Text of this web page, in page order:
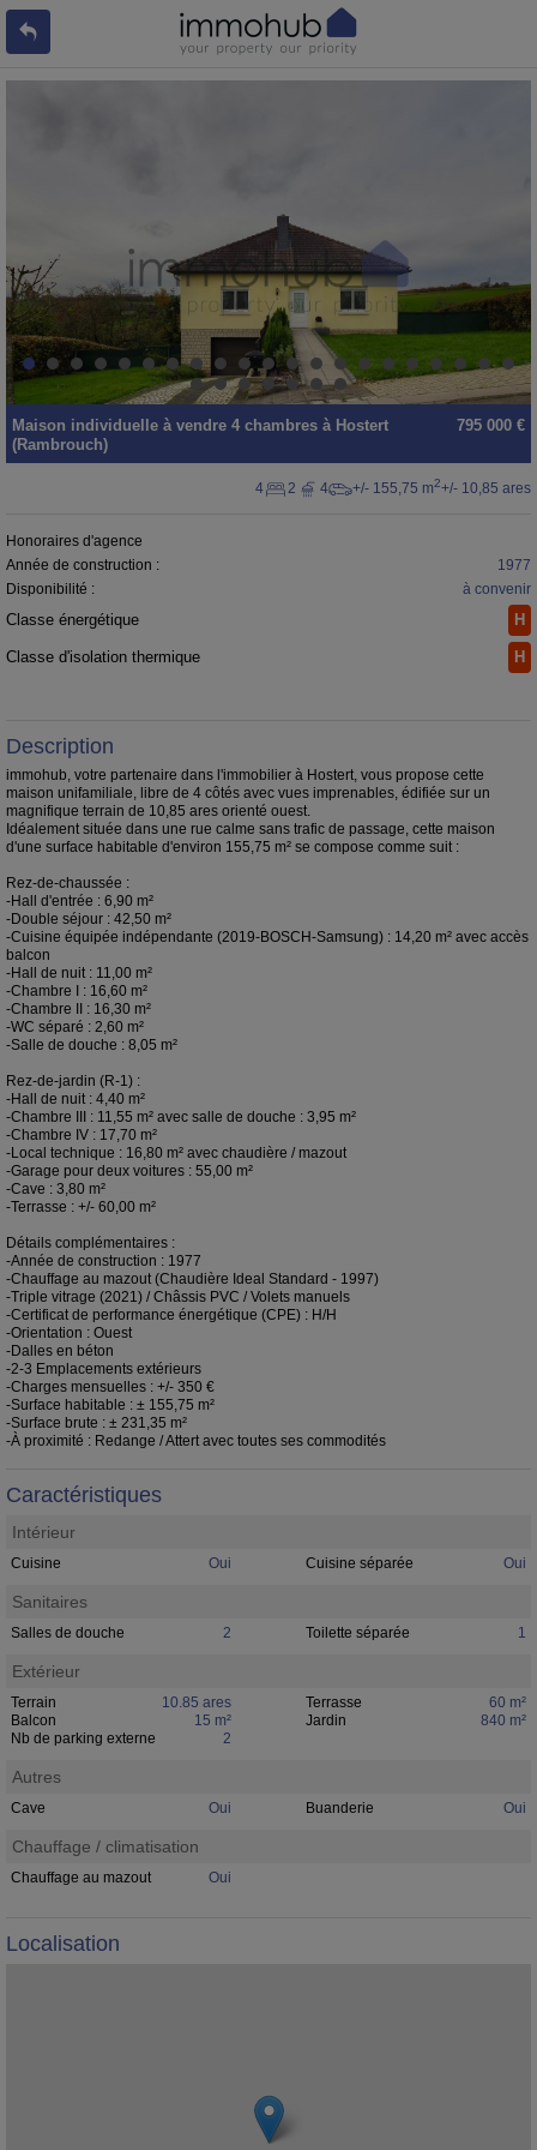
795 000 €
Maison individuelle à vendre 4 chambres à Hostert
(Rambrouch)
4 2 4 +/- 155,75 m2+/- 10,85 ares
Honoraires d'agence
Année de construction :
1977
Disponibilité :
à convenir
Classe énergétique H
Classe d'isolation thermique H
Description
immohub, votre partenaire dans l'immobilier à Hostert, vous propose cette
maison unifamiliale, libre de 4 côtés avec vues imprenables, édifiée sur un
magnifique terrain de 10,85 ares orienté ouest.
Idéalement située dans une rue calme sans trafic de passage, cette maison
d'une surface habitable d'environ 155,75 m² se compose comme suit :
Rez-de-chaussée :
-Hall d'entrée : 6,90 m²
-Double séjour : 42,50 m²
-Cuisine équipée indépendante (2019-BOSCH-Samsung) : 14,20 m² avec accès
balcon
-Hall de nuit : 11,00 m²
-Chambre I : 16,60 m²
-Chambre II : 16,30 m²
-WC séparé : 2,60 m²
-Salle de douche : 8,05 m²
Rez-de-jardin (R-1) :
-Hall de nuit : 4,40 m²
-Chambre III : 11,55 m² avec salle de douche : 3,95 m²
-Chambre IV : 17,70 m²
-Local technique : 16,80 m² avec chaudière / mazout
-Garage pour deux voitures : 55,00 m²
-Cave : 3,80 m²
-Terrasse : +/- 60,00 m²
Détails complémentaires :
-Année de construction : 1977
-Chauffage au mazout (Chaudière Ideal Standard - 1997)
-Triple vitrage (2021) / Châssis PVC / Volets manuels
-Certificat de performance énergétique (CPE) : H/H
-Orientation : Ouest
-Dalles en béton
-2-3 Emplacements extérieurs
-Charges mensuelles : +/- 350 €
-Surface habitable : ± 155,75 m²
-Surface brute : ± 231,35 m²
-À proximité : Redange / Attert avec toutes ses commodités
Caractéristiques
Intérieur
Cuisine Oui Cuisine séparée Oui
Sanitaires
Salles de douche 2 Toilette séparée 1
Extérieur
Terrain 10.85 ares Terrasse
60 m²
Balcon
15 m² Jardin
840 m²
Nb de parking externe
2
Autres
Cave Oui Buanderie Oui
Chauffage / climatisation
Chauffage au mazout Oui
Localisation